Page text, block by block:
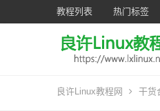
教程列表 热门标签
良许Linux教程网 干货